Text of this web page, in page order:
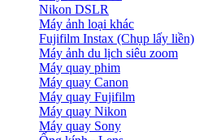
Nikon DSLR
Máy ảnh loại khác
Fujifilm Instax (Chụp lấy liền)
Máy ảnh du lịch siêu zoom
Máy quay phim
Máy quay Canon
Máy quay Fujifilm
Máy quay Nikon
Máy quay Sony